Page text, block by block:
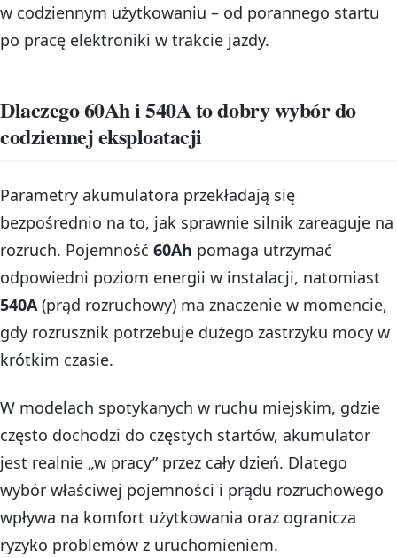
w codziennym użytkowaniu – od porannego startu
po pracę elektroniki w trakcie jazdy.
Dlaczego 60Ah i 540A to dobry wybór do
codziennej eksploatacji
Parametry akumulatora przekładają się
bezpośrednio na to, jak sprawnie silnik zareaguje na
rozruch. Pojemność 60Ah pomaga utrzymać
odpowiedni poziom energii w instalacji, natomiast
540A(prąd rozruchowy) ma znaczenie w momencie,
gdy rozrusznik potrzebuje dużego zastrzyku mocy w
krótkim czasie.
W modelach spotykanych w ruchu miejskim, gdzie
często dochodzi do częstych startów, akumulator
jest realnie „w pracy” przez cały dzień. Dlatego
wybór właściwej pojemności i prądu rozruchowego
wpływa na komfort użytkowania oraz ogranicza
ryzyko problemów z uruchomieniem.